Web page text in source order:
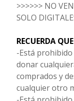
>>>>>> NO
SOLO
RECUERDA
-Está
donar
comprados y
cualquier otro